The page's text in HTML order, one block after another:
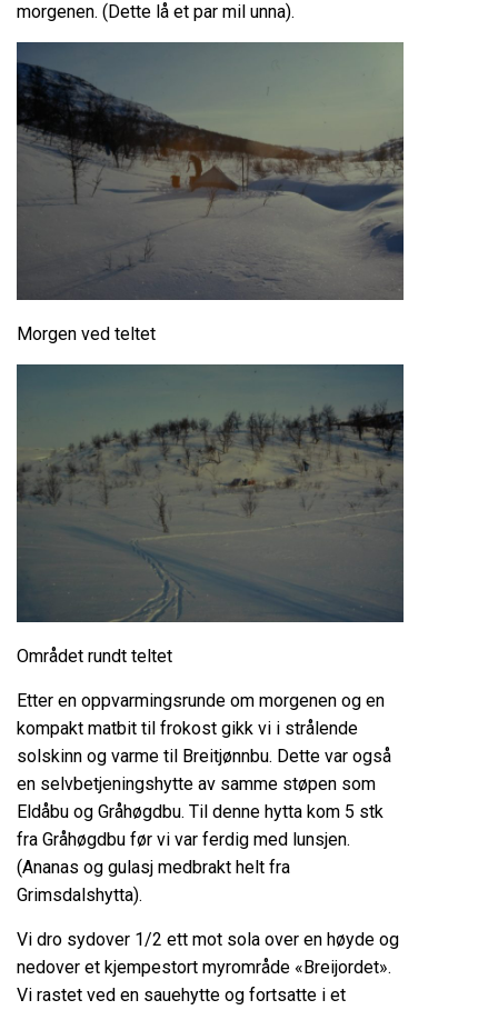
morgenen. (Dette lå et par mil unna).
Morgen ved teltet
Området rundt teltet
Etter en oppvarmingsrunde om morgenen og en
kompakt matbit til frokost gikk vi i strålende
solskinn og varme til Breitjønnbu. Dette var også
en selvbetjeningshytte av samme støpen som
Eldåbu og Gråhøgdbu. Til denne hytta kom 5 stk
fra Gråhøgdbu før vi var ferdig med lunsjen.
(Ananas og gulasj medbrakt helt fra
Grimsdalshytta).
Vi dro sydover 1/2 ett mot sola over en høyde og
nedover et kjempestort myrområde «Breijordet».
Vi rastet ved en sauehytte og fortsatte i et